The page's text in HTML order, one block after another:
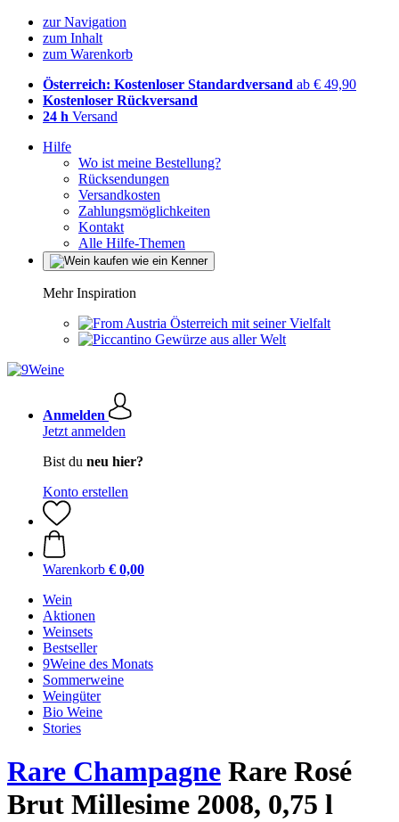
zur Navigation
zum Inhalt
zum Warenkorb
Österreich: Kostenloser Standardversand ab € 49,90
Kostenloser Rückversand
24 h Versand
Hilfe
Wo ist meine Bestellung?
Rücksendungen
Versandkosten
Zahlungsmöglichkeiten
Kontakt
Alle Hilfe-Themen
Mehr Inspiration
Österreich mit seiner Vielfalt
Gewürze aus aller Welt
Anmelden
Jetzt anmelden
Bist du neu hier?
Konto erstellen
Warenkorb € 0,00
Wein
Aktionen
Weinsets
Bestseller
9Weine des Monats
Sommerweine
Weingüter
Bio Weine
Stories
Rare Champagne Rare Rosé
Brut Millesime 2008, 0,75 l